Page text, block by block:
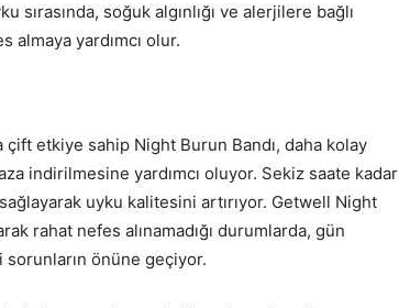
sırasında, soğuk algınlığı ve alerjilere bağlı
almaya yardımcı olur.
çift etkiye sahip Night Burun Bandı, daha kolay
indirilmesine yardımcı oluyor. Sekiz saate kadar
uyku kalitesini artırıyor. Getwell Night
rahat nefes alınamadığı durumlarda, gün
önüne geçiyor.